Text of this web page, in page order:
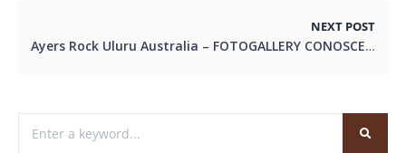
NEXT POST
Ayers Rock Uluru Australia – FOTOGALLERY CONOSCEREGEOLOGIA